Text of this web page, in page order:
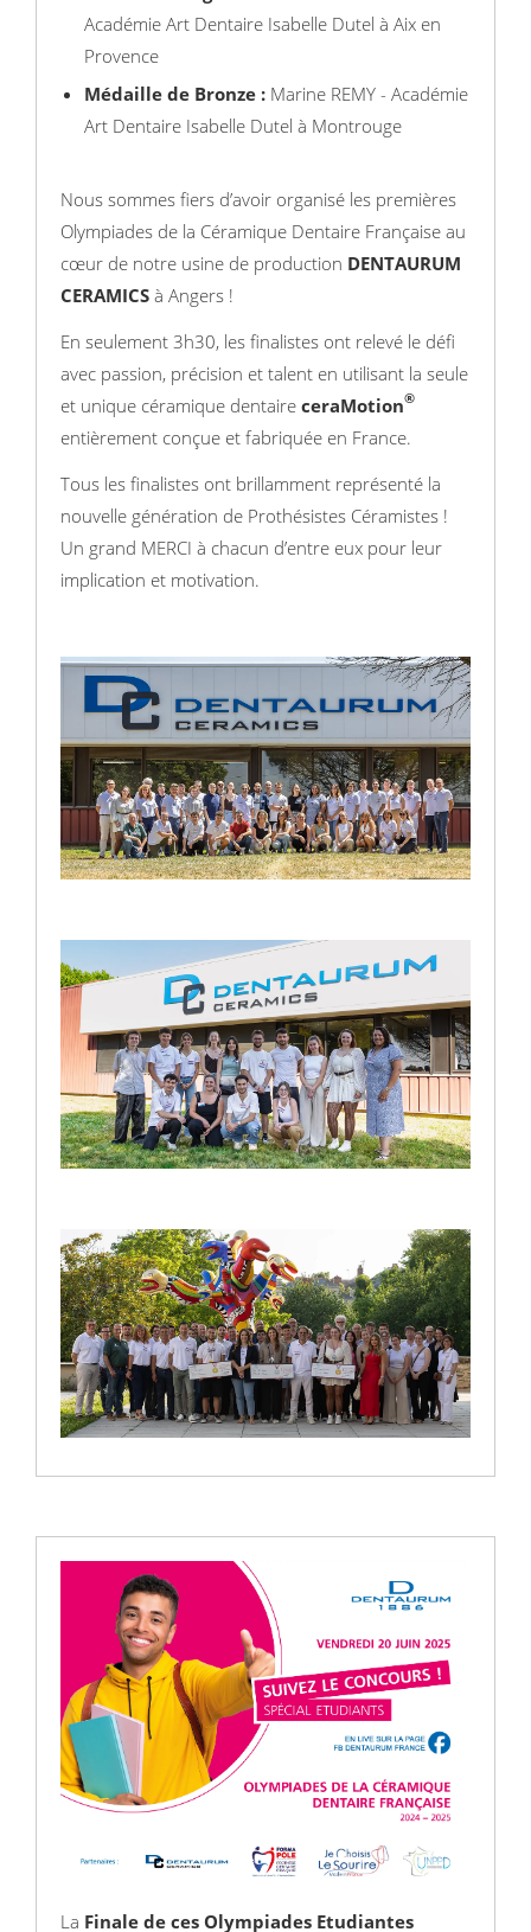
Académie Art Dentaire Isabelle Dutel à Aix en
Provence
Médaille de Bronze : Marine REMY - Académie
Art Dentaire Isabelle Dutel à Montrouge
Nous sommes fiers d’avoir organisé les premières
Olympiades de la Céramique Dentaire Française au
cœur de notre usine de production DENTAURUM
CERAMICS à Angers !
En seulement 3h30, les finalistes ont relevé le défi
avec passion, précision et talent en utilisant la seule
et unique céramique dentaire ceraMotion®
entièrement conçue et fabriquée en France.
Tous les finalistes ont brillamment représenté la
nouvelle génération de Prothésistes Céramistes !
Un grand MERCI à chacun d’entre eux pour leur
implication et motivation.
La Finale de ces Olympiades Etudiantes